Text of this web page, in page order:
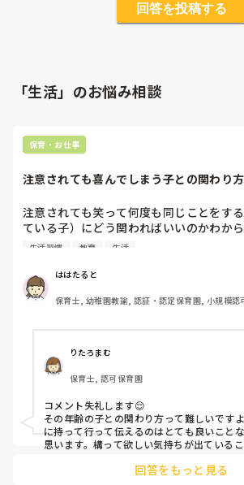
回答を投稿する
「生活」のお悩み相談
保育・お仕事
注意されても喜んでしまう子との関わり
注意されても笑って何度も同じことをす
ている子）にどう関わればいいのかわか
た…。
上）になると構ってほしいのか何度も注
をします。
もともと保育時間が長かったり（7:00〜
があるのはわかっているのですが、保育
がしきれなくなってきました。
どう関わり、保護者にお伝えしたらわか
生活習慣 教育 生活
ははたると
保育士, 幼稚園教諭, 認証・認定保育園, 小規模認
りたろまむ
保育士, 認可保育園
コメント失礼します😌
その年齢の子との関わり方って難しいです
に持って行って伝えるのはとても良いこと
思います。構って欲しい気持ちが出ている
の子に伝わると良いですね。お家ではどの
回答をもっと見る